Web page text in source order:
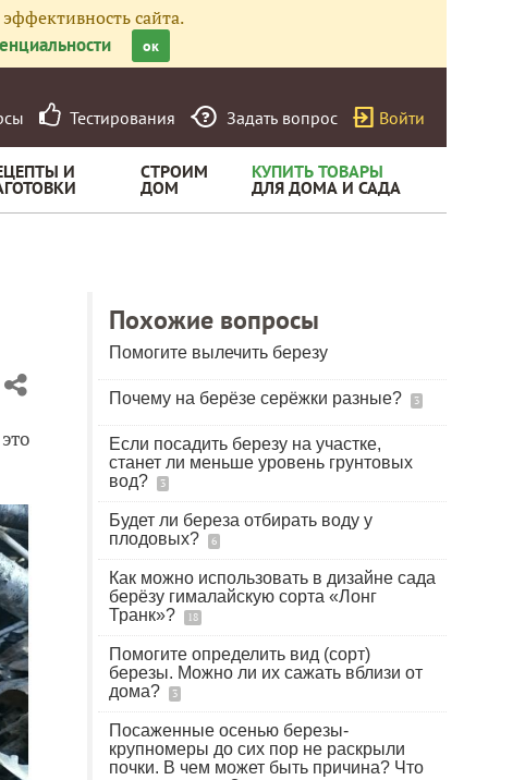
сайта.
ок
Тестирования Задать вопрос Войти
И СТРОИМ
ДОМ
КУПИТЬ ТОВАРЫ
ДЛЯ ДОМА И САДА
Похожие вопросы
Помогите вылечить березу
Почему на берёзе серёжки разные? 3
Если посадить березу на участке,
станет ли меньше уровень грунтовых
вод?
3
Будет ли береза отбирать воду у
плодовых?
6
Как можно использовать в дизайне сада
берёзу гималайскую сорта «Лонг
Транк»?
18
Помогите определить вид (сорт)
березы. Можно ли их сажать вблизи от
дома?
3
Посаженные осенью березы-
крупномеры до сих пор не раскрыли
почки. В чем может быть причина? Что